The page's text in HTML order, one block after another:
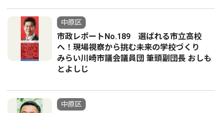
中原区
市政レポートNo.189 選ばれる市立高校
へ！現場視察から挑む未来の学校づくり
みらい川崎市議会議員団 筆頭副団長 おしも
とよしじ
中原区